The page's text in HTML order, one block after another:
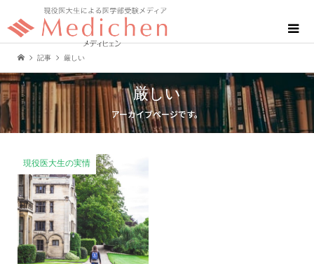
記事 厳しい
厳しい
アーカイブページです。
現役医大生の実情